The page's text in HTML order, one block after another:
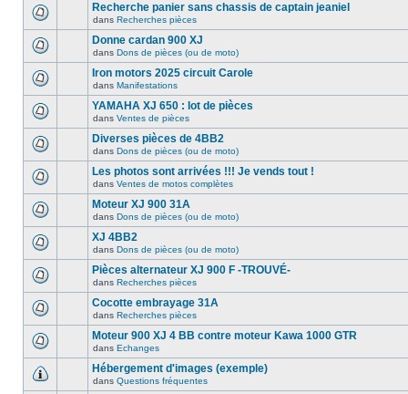
Recherche panier sans chassis de captain jeaniel
dans Recherches pièces
Donne cardan 900 XJ
dans Dons de pièces (ou de moto)
Iron motors 2025 circuit Carole
dans Manifestations
YAMAHA XJ 650 : lot de pièces
dans Ventes de pièces
Diverses pièces de 4BB2
dans Dons de pièces (ou de moto)
Les photos sont arrivées !!! Je vends tout !
dans Ventes de motos complètes
Moteur XJ 900 31A
dans Dons de pièces (ou de moto)
XJ 4BB2
dans Dons de pièces (ou de moto)
Pièces alternateur XJ 900 F -TROUVÉ-
dans Recherches pièces
Cocotte embrayage 31A
dans Recherches pièces
Moteur 900 XJ 4 BB contre moteur Kawa 1000 GTR
dans Echanges
Hébergement d'images (exemple)
dans Questions fréquentes